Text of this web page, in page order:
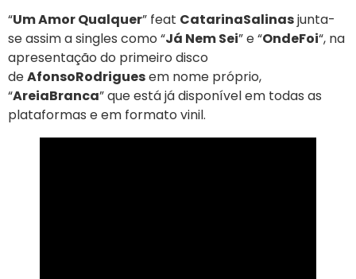
“Um Amor Qualquer” feat CatarinaSalinasjunta-
se assim a singles como “Já Nem Sei” e “OndeFoi“, na
apresentação do primeiro disco
deAfonsoRodriguesem nome próprio,
“AreiaBranca” que está já disponível em todas as
plataformas e em formato vinil.